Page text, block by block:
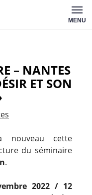
MENU
– NANTES
ET SON
nouveau cette
du séminaire
.
2022 / 12